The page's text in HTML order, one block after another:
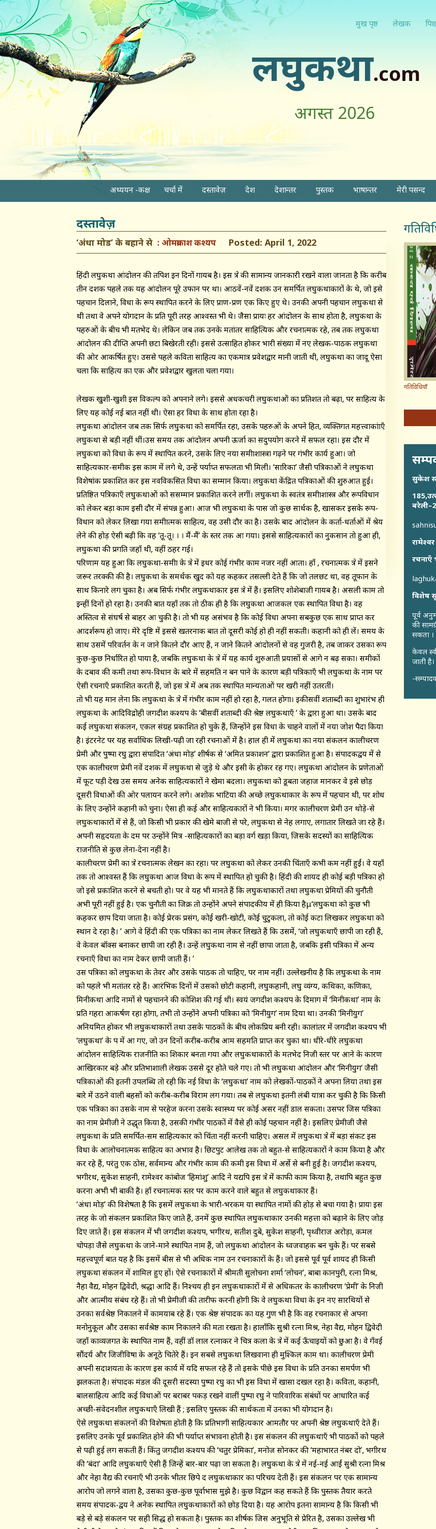
मुख पृष्ठ लेखक
लघुकथा.com
अगस्त 2026
अध्ययन -कक्ष चर्चा में दस्तावेज़ देश देशान्तर पुस्तक भाषान्तर मेरी पसन्द
दस्तावेज़
‘अंधा मोड’ के बहाने से ओमप्रकाश कश्यप Posted: April 1, 2022
हिंदी लघुकथा आंदोलन की तपिश इन दिनों गायब है। इस क्षेत्र की सामान्य जानकारी रखने वाला जानता है कि करीब
तीन दशक पहले तक यह आंदोलन पूरे उफान पर था। आठवें-नवें दशक उन समर्पित लघुकथाकारों के थे, जो इसे
पहचान दिलाने, विधा के रूप स्थापित करने के लिए प्राण-प्रण एक किए हुए थे। उनकी अपनी पहचान लघुकथा से
थी तथा वे अपने योगदान के प्रति पूरी तरह आश्वस्त भी थे। जैसा प्रायः हर आंदोलन के साथ होता है, लघुकथा के
पहरुओं के बीच भी मतभेद थे। लेकिन जब तक उनके मतांतर साहित्यिक और रचनात्मक रहे, तब तक लघुकथा
आंदोलन की दीप्ति अपनी छटा बिखेरती रही। इससे उत्साहित होकर भारी संख्या में नए लेखक-पाठक लघुकथा
की ओर आकर्षित हुए। उससे पहले कविता साहित्य का एकमात्र प्रवेशद्वार मानी जाती थी, लघुकथा का जादू ऐसा
चला कि साहित्य का एक और प्रवेशद्वार खुलता चला गया।
लेखक खुशी-खुशी इस विकल्प को अपनाने लगे। इससे अधकचरी लघुकथाओं का प्रतिशत तो बढ़ा, पर साहित्य के
लिए यह कोई नई बात नहीं थी। ऐसा हर विधा के साथ होता रहा है।
लघुकथा आंदोलन जब तक सिर्फ लघुकथा को समर्पित रहा, उसके पहरुओं के अपने हित, व्यक्तिगत महत्त्वाकांक्षाएँ
लघुकथा से बड़ी नहीं थीं।उस समय तक आंदोलन अपनी ऊर्जा का सदुपयोग करने में सफल रहा। इस दौर में
लघुकथा को विधा के रूप में स्थापित करने, उसके लिए नया समीक्षाशास्त्रा गढ़ने पर गंभीर कार्य हुआ। जो
साहित्यकार-समीक्षक इस काम में लगे थे, उन्हें पर्याप्त सफलता भी मिली। ‘सारिका’ जैसी पत्रिकाओं ने लघुकथा
विशेषांक प्रकाशित कर इस नवविकसित विधा का सम्मान किया। लघुकथा केंद्रित पत्रिकाओं की शुरुआत हुई।
प्रतिष्ठित पत्रिकाएँ लघुकथाओं को ससम्मान प्रकाशित करने लगीं। लघुकथा के स्वतंत्र समीक्षाशास्त्र और रूपविधान
को लेकर बड़ा काम इसी दौर में संपन्न हुआ। आज भी लघुकथा के पास जो कुछ सार्थक है, खासकर इसके रूप-
विधान को लेकर लिखा गया समीक्षात्मक साहित्य, वह उसी दौर का है। उसके बाद आंदोलन के कर्ता-धर्ताओं में श्रेय
लेने की होड़ ऐसी बढ़ी कि वह ‘तू-तू। । । मैं-मैं’ के स्तर तक आ गया। इससे साहित्यकारों का नुकसान तो हुआ ही,
लघुकथा की प्रगति जहाँ थी, वहीं ठहर गई।
परिणाम यह हुआ कि लघुकथा-समीक्षा के क्षेत्र में इधर कोई गंभीर काम नजर नहीं आता। हाँ , रचनात्मक क्षेत्र में इसने
जरूर तरक्की की है। लघुकथा के समर्थक खुद को यह कहकर तसल्ली देते हैं कि जो तलछट था, वह तूफान के
साथ किनारे लग चुका है। अब सिर्फ गंभीर लघुकथाकार इस क्षेत्र में हैं। इसलिए शोशेबाजी गायब है। असली काम तो
इन्हीं दिनों हो रहा है। उनकी बात यहाँ तक तो ठीक ही है कि लघुकथा आजकल एक स्थापित विधा है। वह
अस्तित्व से संघर्ष से बाहर आ चुकी है। तो भी यह असंभव है कि कोई विधा अपना सबकुछ एक साथ प्राप्त कर
आदर्शरूप हो जाए। मेरे दृष्टि में इससे खतरनाक बात तो दूसरी कोई हो ही नहीं सकती। कहानी को ही लें। समय के
साथ उसमें परिवर्तन के न जाने कितने दौर आए हैं, न जाने कितने आंदोलनों से वह गुजरी है, तब जाकर उसका रूप
कुछ-कुछ निर्धारित हो पाया है, जबकि लघुकथा के क्षेत्र में यह कार्य शुरुआती प्रयासों से आगे न बढ़ सका। समीक्षकों
के दबाव की कमी तथा रूप-विधान के बारे में सहमति न बन पाने के कारण बड़ी पत्रिकाएँ भी लघुकथा के नाम पर
ऐसी रचनाएँ प्रकाशित करती हैं, जो इस क्षेत्र में अब तक स्थापित मान्यताओं पर खरी नहीं उतरतीं।
तो भी यह मान लेना कि लघुकथा के क्षेत्र में गंभीर काम नहीं हो रहा है, गलत होगा। इकीसवीं शताब्दी का शुभारंभ ही
लघुकथा के आदिविद्रोही जगदीश कश्यप के ‘बीसवीं शताब्दी की श्रेष्ठ लघुकथाएँ ’ के द्वारा हुआ था। उसके बाद
कई लघुकथा संकलन, एकल संग्रह प्रकाशित हो चुके हैं, जिन्होंने इस विधा के चाहने वालों में नया जोश पैदा किया
है। इंटरनेट पर यह सर्वाधिक लिखी-पढ़ी जा रही रचनाओं में है। हाल ही में लघुकथा का नया संकलन कालीचरण
प्रेमी और पुष्पा रघु द्वारा संपादित ‘अंधा मोड़’ शीर्षक से ‘अमित प्रकाशन’ द्वारा प्रकाशित हुआ है। संपादकद्वय में से
एक कालीचरण प्रेमी नवें दशक में लघुकथा से जुड़े थे और इसी के होकर रह गए। लघुकथा आंदोलन के प्रणेताओं
में फूट पड़ी देख उस समय अनेक साहित्यकारों ने खेमा बदला। लघुकथा को डूबता जहाज मानकर वे इसे छोड़
दूसरी विधाओं की ओर पलायन करने लगे। अशोक भाटिया की अच्छे लघुकथाकार के रूप में पहचान थी, पर शोध
के लिए उन्होंने कहानी को चुना। ऐसा ही कई और साहित्यकारों ने भी किया। मगर कालीचरण प्रेमी उन थोड़े-से
लघुकथाकारों में से हैं, जो किसी भी प्रकार की खेमे बाजी से परे, लघुकथा से नेह लगाए, लगातार लिखते जा रहे हैं।
अपनी सहृदयता के दम पर उन्होंने मित्र -साहित्यकारों का बड़ा वर्ग खड़ा किया, जिसके सदस्यों का साहित्यिक
राजनीति से कुछ लेना-देना नहीं है।
कालीचरण प्रेमी का क्षेत्र रचनात्मक लेखन का रहा। पर लघुकथा को लेकर उनकी चिंताएँ कभी कम नहीं हुईं। वे यहाँ
तक तो आश्वस्त हैं कि लघुकथा आज विधा के रूप में स्थापित हो चुकी है। हिंदी की शायद ही कोई बड़ी पत्रिका हो
जो इसे प्रकाशित करने से बचती हो। पर वे यह भी मानते हैं कि लघुकथाकारों तथा लघुकथा प्रेमियों की चुनौती
अभी पूरी नहीं हुई है। एक चुनौती का जिक्र तो उन्होंने अपने संपादकीय में ही किया हैμ‘लघुकथा को कुछ भी
कहकर छाप दिया जाता है। कोई प्रेरक प्रसंग, कोई खरी-खोटी, कोई चुटुकला, तो कोई कटाक्ष लिखकर लघुकथा को
स्थान दे रहा है। ’ आगे वे हिंदी की एक पत्रिका का नाम लेकर लिखते हैं कि उसमें, ‘जो लघुकथाएँ छापी जा रही हैं,
वे केवल बॉक्स बनाकर छापी जा रही हैं। उन्हें लघुकथा नाम से नहीं छापा जाता है, जबकि इसी पत्रिका में अन्य
रचनाएँ विधा का नाम देकर छापी जाती हैं। ’
उस पत्रिका को लघुकथा के तेवर और उसके पाठक तो चाहिए, पर नाम नहीं। उल्लेखनीय है कि लघुकथा के नाम
को पहले भी मतांतर रहे हैं। आरंभिक दिनों में उसको छोटी कहानी, लघुकहानी, लघु व्यंग्य, कथिका, कणिका,
मिनीकथा आदि नामों से पहचानने की कोशिश की गई थी। स्वयं जगदीश कश्यप के दिमाग में ‘मिनीकथा’ नाम के
प्रति गहरा आकर्षण रहा होगा, तभी तो उन्होंने अपनी पत्रिका को ‘मिनीयुग’ नाम दिया था। उनकी ‘मिनीयुग’
अनियमित होकर भी लघुकथाकारों तथा उसके पाठकों के बीच लोकप्रिय बनी रही। कालांतर में जगदीश कश्यप भी
‘लघुकथा’ के पक्ष में आ गए, जो उन दिनों करीब-करीब आम सहमति प्राप्त कर चुका था। धीरे-धीरे लघुकथा
आंदोलन साहित्यिक राजनीति का शिकार बनता गया और लघुकथाकारों के मतभेद निजी स्तर पर आने के कारण
आखिरकार बड़े और प्रतिभाशाली लेखक उससे दूर होते चले गए। तो भी लघुकथा आंदोलन और ‘मिनीयुग’ जैसी
पत्रिकाओं की इतनी उपलब्धि तो रही कि नई विधा के ‘लघुकथा’ नाम को लेखकों-पाठकों ने अपना लिया तथा इस
बारे में उठने वाली बहसों को करीब-करीब विराम लग गया। तब से लघुकथा इतनी लंबी यात्रा कर चुकी है कि किसी
एक पत्रिका का उसके नाम से परहेज करना उसके स्वास्थ्य पर कोई असर नहीं डाल सकता। उसपर जिस पत्रिका
का नाम प्रेमीजी ने उद्धृत किया है, उसकी गंभीर पाठकों में वैसे ही कोई पहचान नहीं है। इसलिए प्रेमीजी जैसे
लघुकथा के प्रति समर्पित-सक्षम साहित्यकार को चिंता नहीं करनी चाहिए। असल में लघुकथा क्षेत्र में बड़ा संकट इस
विधा के आलोचनात्मक साहित्य का अभाव है। छिटपुट आलेख तक तो बहुत-से साहित्यकारों ने काम किया है और
कर रहे हैं, परंतु एक ठोस, सर्वमान्य और गंभीर काम की कमी इस विधा में अर्से से बनी हुई है। जगदीश कश्यप,
भगीरथ, सुकेश साहनी, रामेश्वर कांबोज ‘हिमांशु’ आदि ने यद्यपि इस क्षेत्र में काफी काम किया है, तथापि बहुत कुछ
करना अभी भी बाकी है। हाँ रचनात्मक स्तर पर काम करने वाले बहुत से लघुकथाकार हैं।
‘अंधा मोड़’ की विशेषता है कि इसमें लघुकथा के भारी-भरकम या स्थापित नामों की होड़ से बचा गया है। प्रायः इस
तरह के जो संकलन प्रकाशित किए जाते हैं, उनमें कुछ स्थापित लघुकथाकार उनकी महत्ता को बढ़ाने के लिए जोड़
दिए जाते हैं। इस संकलन में भी जगदीश कश्यप, भगीरथ, सतीश दुबे, सुकेश साहनी, पृथ्वीराज अरोड़ा, कमल
चोपड़ा जैसे लघुकथा के जाने-माने स्थापित नाम हैं, जो लघुकथा आंदोलन के ध्वजवाहक बन चुके हैं। पर सबसे
महत्त्वपूर्ण बात यह है कि इसमें बीस से भी अधिक नाम उन रचनाकारों के हैं। जो इससे पूर्व पूर्व शायद ही किसी
लघुकथा संकलन में शामिल हुए हों। ऐसे रचनाकारों में श्रीमती सुलोचना शर्मा ‘लोचन’, बाबा कानपुरी, रत्ना मिश्र,
नैहा वैद्य, मोहन द्विवेदी, श्रद्धा आदि हैं। निश्चय ही इन लघुकथाकारों में से अधिकतर के कालीचरण ‘प्रेमी’ के निजी
और आत्मीय संबंध रहे हैं। तो भी प्रेमीजी की तारीफ करनी होगी कि वे लघुकथा विधा के इन नए सारथियों से
उनका सर्वश्रेष्ठ निकालने में कामयाब रहे हैं। एक श्रेष्ठ संपादक का यह गुण भी है कि वह रचनाकार से अपना
मनोनुकूल और उसका सर्वश्रेष्ठ काम निकालने की क्षमता रखता है। हालाँकि सुश्री रत्ना मिश्र, नेहा वैद्य, मोहन द्विवेदी
जहाँ काव्यजगत के स्थापित नाम हैं, वहीं डॉ लाल रत्नाकर ने चित्र कला के क्षेत्र में कई ऊँचाइयों को छुआ है। वे गँवई
सौंदर्य और जिजीविषा के अनूठे चितेरे हैं। इन सबसे लघुकथा लिखवाना ही मुश्किल काम था। कालीचरण प्रेमी
अपनी सदाशयता के कारण इस कार्य में यदि सफल रहे हैं तो इसके पीछे इस विधा के प्रति उनका समर्पण भी
झलकता है। संपादक मंडल की दूसरी सदस्या पुष्पा रघु का भी इस विधा में खासा दखल रहा है। कविता, कहानी,
बालसाहित्य आदि कई विधाओं पर बराबर पकड़ रखने वालीं पुष्पा रघु ने पारिवारिक संबंधों पर आधारित कई
अच्छी-संवेदनशील लघुकथाएँ लिखी हैं ; इसलिए पुस्तक की सार्थकता में उनका भी योगदान है।
ऐसे लघुकथा संकलनों की विशेषता होती है कि प्रतिभागी साहित्यकार आमतौर पर अपनी श्रेष्ठ लघुकथाएँ देते हैं।
इसलिए उनके पूर्व प्रकाशित होने की भी पर्याप्त संभावना होती है। इस संकलन की लघुकथाएँ भी पाठकों को पहले
से पढ़ी हुई लग सकती हैं। किंतु जगदीश कश्यप की ‘चतुर प्रेमिका’, मनोज सोनकर की ‘महाभारत नंबर दो’, भगीरथ
की ‘बंदा’ आदि लघुकथाएँ ऐसी हैं जिन्हें बार-बार पढ़ा जा सकता है। लघुकथा के क्षेत्र में नई-नई आईं सुश्री रत्ना मिश्र
और नेहा वैद्य की रचनाएँ भी उनके भीतर छिपे दक्ष लघुकथाकार का परिचय देती हैं। इस संकलन पर एक सामान्य
आरोप जो लगने वाला है, उसका कुछ-कुछ पूर्वाभास मुझे है। कुछ विद्वान कह सकते हैं कि पुस्तक तैयार करते
समय संपादक-द्वय ने अनेक स्थापित लघुकथाकारों को छोड़ दिया है। यह आरोप इतना सामान्य है कि किसी भी
बड़े से बड़े संकलन पर सही सिद्ध हो सकता है। पुस्तक का शीर्षक जिस अनुभूति से प्रेरित है, उसका उल्लेख भी
गतिविधियाँ
सुकेश
विशेष
पूर्व
की
सकता ।
केवल
जाती है।
-